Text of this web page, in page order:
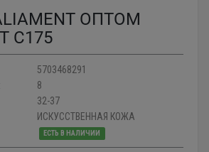
ОПТОМ
C175
5703468291
8
32-37
ИСКУССТВЕННАЯ КОЖА
ЕСТЬ В НАЛИЧИИ